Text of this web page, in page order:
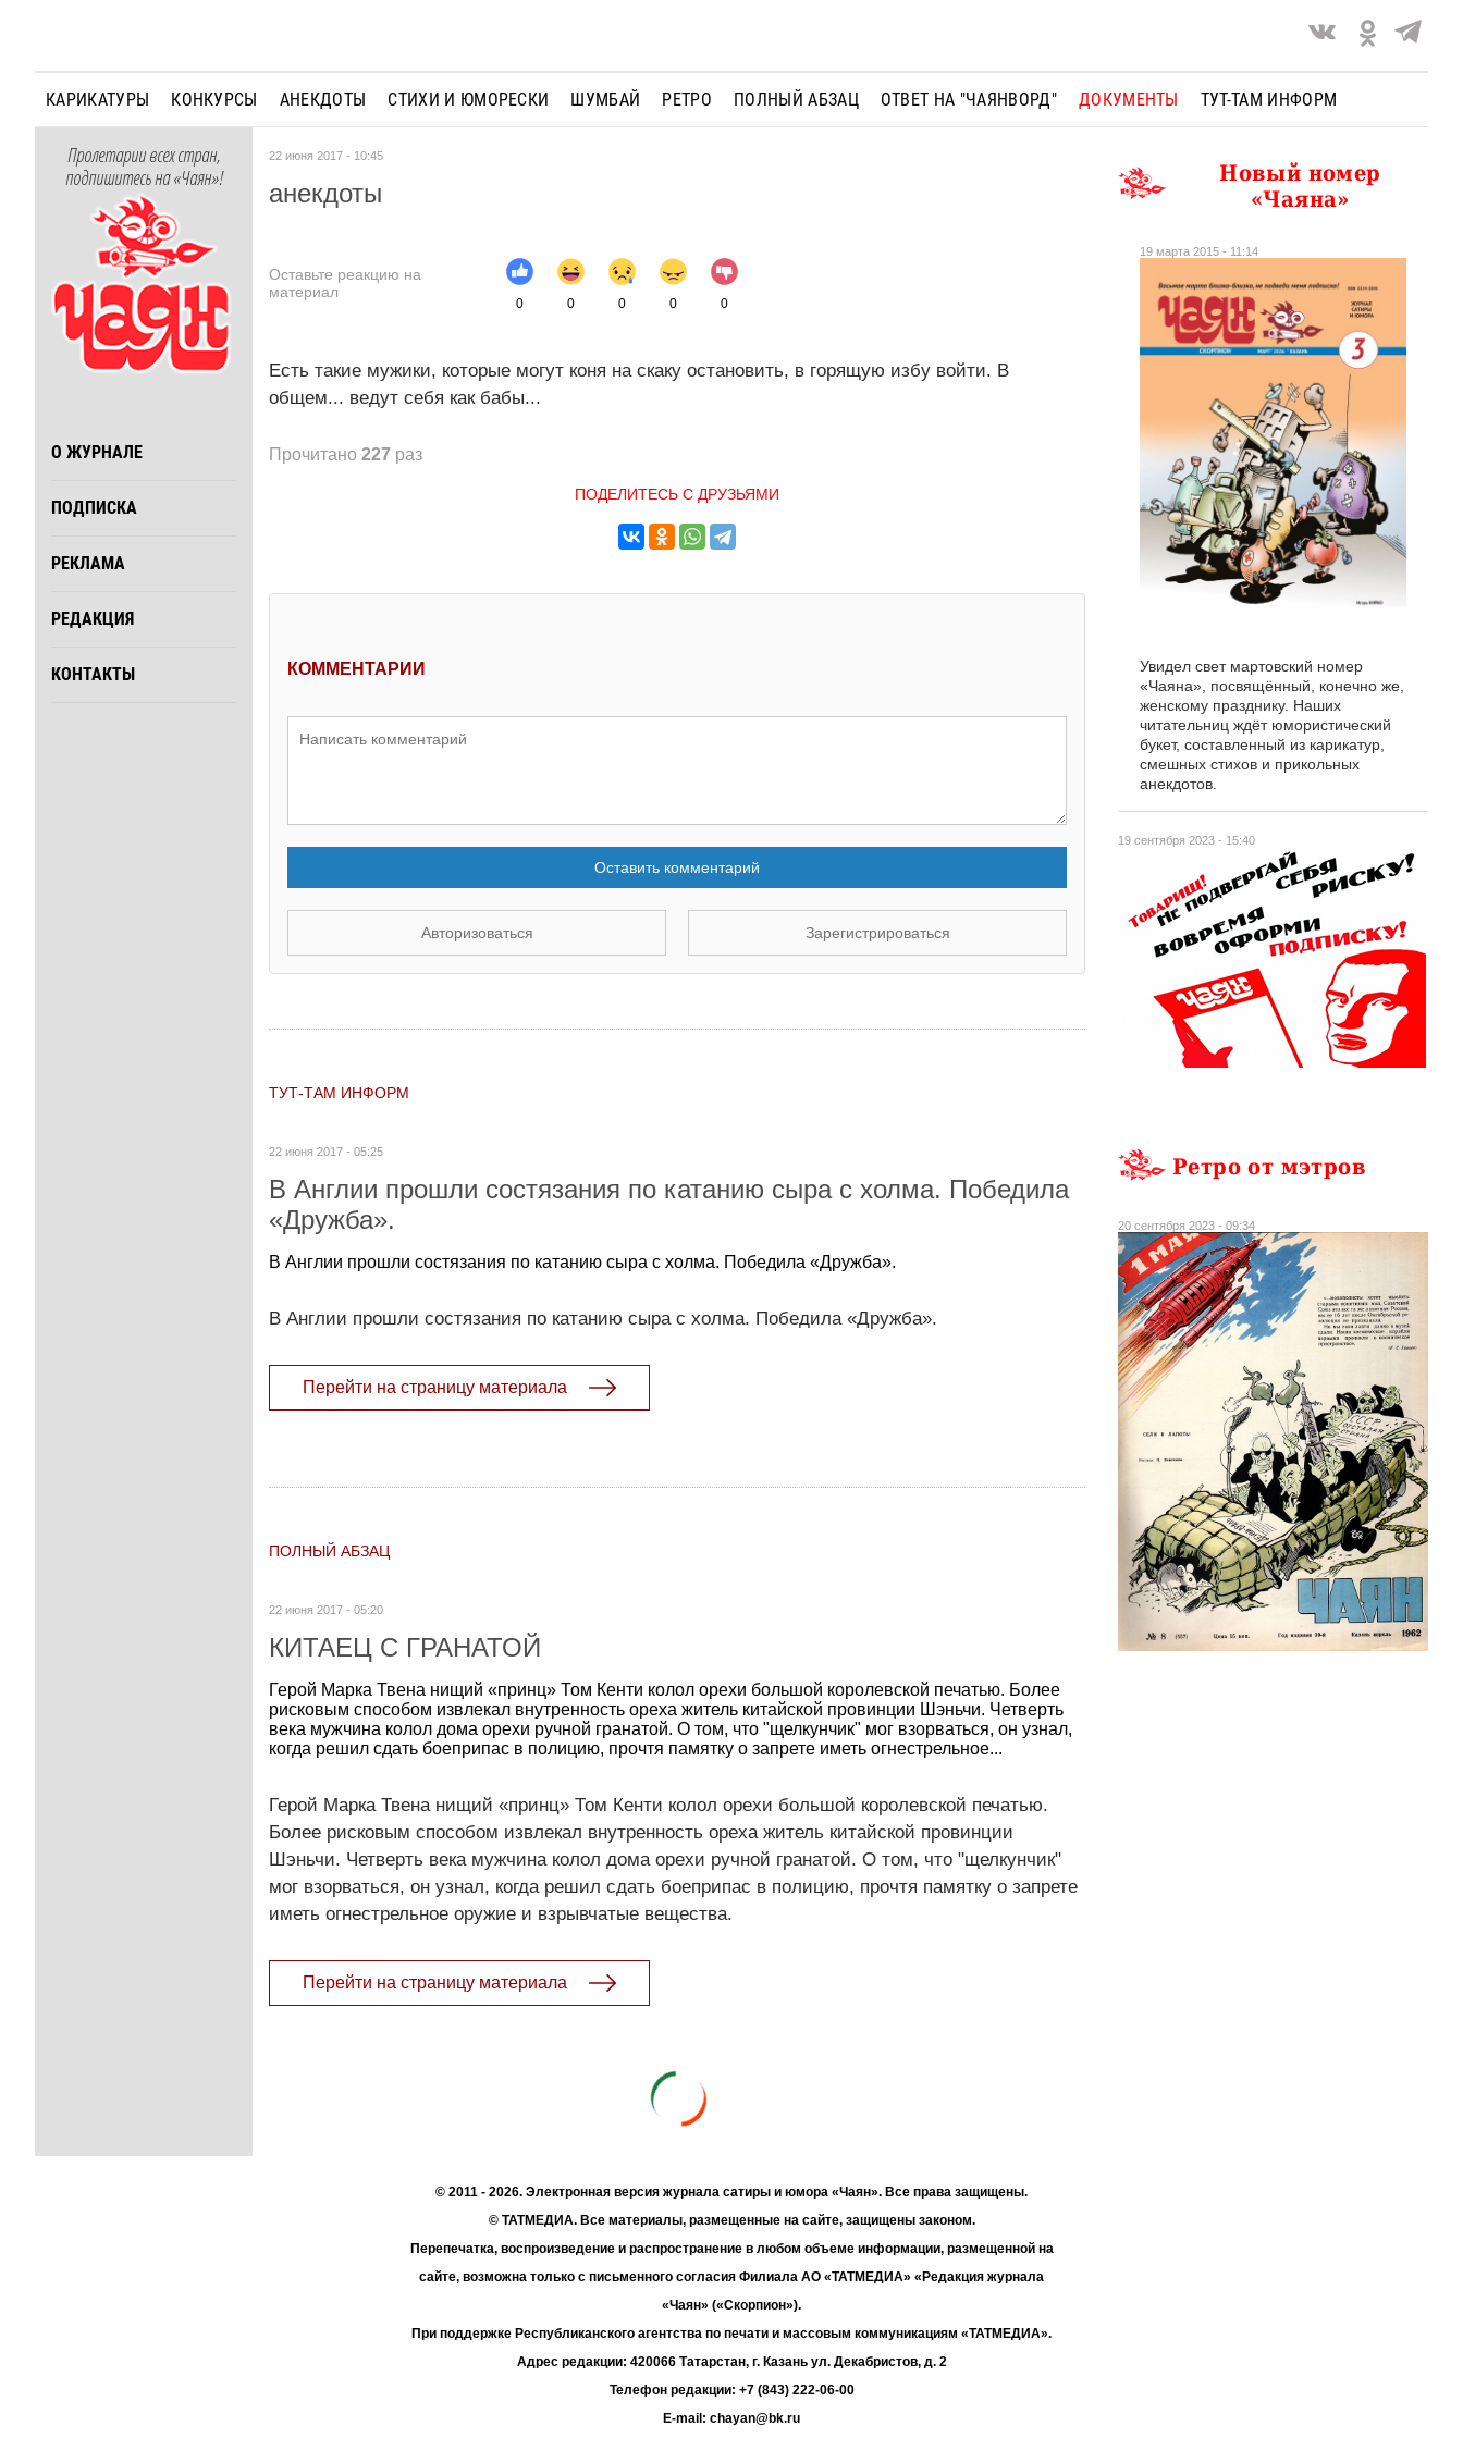
КАРИКАТУРЫ КОНКУРСЫ АНЕКДОТЫ СТИХИ И ЮМОРЕСКИ ШУМБАЙ РЕТРО ПОЛНЫЙ АБЗАЦ ОТВЕТ НА "ЧАЯНВОРД" ДОКУМЕНТЫ ТУТ-ТАМ ИНФОРМ
Пролетарии всех стран,
подпишитесь на «Чаян»!
О ЖУРНАЛЕ
ПОДПИСКА
РЕКЛАМА
РЕДАКЦИЯ
КОНТАКТЫ
22 июня 2017 - 10:45
анекдоты
Оставьте реакцию на
материал
0 0 0 0 0
Есть такие мужики, которые могут коня на скаку остановить, в горящую избу войти. В
общем... ведут себя как бабы...
Прочитано 227 раз
ПОДЕЛИТЕСЬ С ДРУЗЬЯМИ
КОММЕНТАРИИ
Оставить комментарий
Авторизоваться Зарегистрироваться
ТУТ-ТАМ ИНФОРМ
22 июня 2017 - 05:25
В Англии прошли состязания по катанию сыра с холма. Победила
«Дружба».
В Англии прошли состязания по катанию сыра с холма. Победила «Дружба».
В Англии прошли состязания по катанию сыра с холма. Победила «Дружба».
Перейти на страницу материала
ПОЛНЫЙ АБЗАЦ
22 июня 2017 - 05:20
КИТАЕЦ С ГРАНАТОЙ
Герой Марка Твена нищий «принц» Том Кенти колол орехи большой королевской печатью. Более
рисковым способом извлекал внутренность ореха житель китайской провинции Шэньчи. Четверть
века мужчина колол дома орехи ручной гранатой. О том, что "щелкунчик" мог взорваться, он узнал,
когда решил сдать боеприпас в полицию, прочтя памятку о запрете иметь огнестрельное...
Герой Марка Твена нищий «принц» Том Кенти колол орехи большой королевской печатью.
Более рисковым способом извлекал внутренность ореха житель китайской провинции
Шэньчи. Четверть века мужчина колол дома орехи ручной гранатой. О том, что "щелкунчик"
мог взорваться, он узнал, когда решил сдать боеприпас в полицию, прочтя памятку о запрете
иметь огнестрельное оружие и взрывчатые вещества.
Перейти на страницу материала
19 сентября 2023 - 15:40
Новый номер
«Чаяна»
19 марта 2015 - 11:14
Увидел свет мартовский номер
«Чаяна», посвящённый, конечно же,
женскому празднику. Наших
читательниц ждёт юмористический
букет, составленный из карикатур,
смешных стихов и прикольных
анекдотов.
Ретро от мэтров
20 сентября 2023 - 09:34
© 2011 - 2026. Электронная версия журнала сатиры и юмора «Чаян». Все права защищены.
© ТАТМЕДИА. Все материалы, размещенные на сайте, защищены законом.
Перепечатка, воспроизведение и распространение в любом объеме информации, размещенной на
сайте, возможна только с письменного согласия Филиала АО «ТАТМЕДИА» «Редакция журнала
«Чаян» («Скорпион»).
При поддержке Республиканского агентства по печати и массовым коммуникациям «ТАТМЕДИА».
Адрес редакции: 420066 Татарстан, г. Казань ул. Декабристов, д. 2
Телефон редакции: +7 (843) 222-06-00
E-mail: chayan@bk.ru